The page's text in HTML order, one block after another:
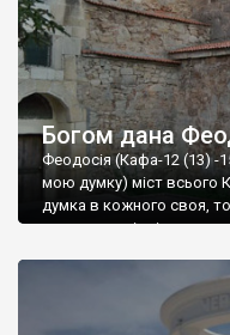
Богом дана
Феодосія (Кафа-12 (13) -
мою думку) міст всього
думка в кожного своя,
запрошую відвідати це